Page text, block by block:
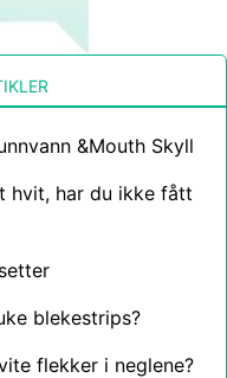
&Mouth Skyll
hvit, har du ikke fått
blekestrips?
flekker i neglene?